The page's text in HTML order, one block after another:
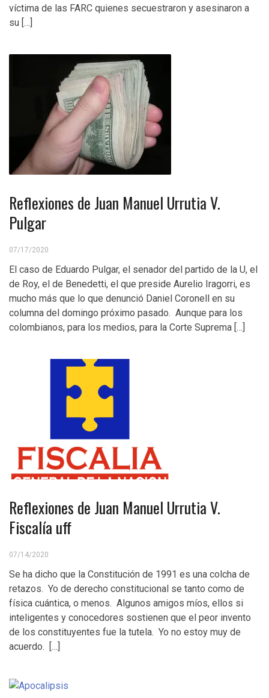
víctima de las FARC quienes secuestraron y asesinaron a
su […]
Reflexiones de Juan Manuel Urrutia V.
Pulgar
07/17/2020
El caso de Eduardo Pulgar, el senador del partido de la U, el
de Roy, el de Benedetti, el que preside Aurelio Iragorri, es
mucho más que lo que denunció Daniel Coronell en su
columna del domingo próximo pasado. Aunque para los
colombianos, para los medios, para la Corte Suprema […]
Reflexiones de Juan Manuel Urrutia V.
Fiscalía uff
07/14/2020
Se ha dicho que la Constitución de 1991 es una colcha de
retazos. Yo de derecho constitucional se tanto como de
física cuántica, o menos. Algunos amigos míos, ellos si
inteligentes y conocedores sostienen que el peor invento
de los constituyentes fue la tutela. Yo no estoy muy de
acuerdo. […]